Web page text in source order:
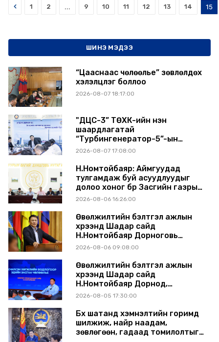
Prev 1 2 ... 9 10 11 12 13 14 15
ШИНЭ МЭДЭЭ
“Цааснаас чөлөөлье” зөвлөлдөх
хэлэлцүүлэг боллоо
2026-08-07 18:17:00
"ДЦС-3” ТӨХК-ийн нэн
шаардлагатай
“Турбингенератор-5”-ын
шинэчлэлийн төсвийг
2026-08-07 17:08:00
Н.Номтойбаяр: Аймгуудад
тулгамдаж буй асуудлуудыг
долоо хоног бүр Засгийн газрын
хуралдаанд танилцуулж,
2026-08-06 16:26:00
Өвөлжилтийн бэлтгэл ажлын
хүрээнд Шадар сайд
Н.Номтойбаяр Дорноговь
аймагт ажиллав
2026-08-06 09:08:00
Өвөлжилтийн бэлтгэл ажлын
хүрээнд Шадар сайд
Н.Номтойбаяр Дорнод,
Сүхбаатар аймагт ажиллав
2026-08-05 17:30:00
Бүх шатанд хэмнэлтийн горимд
шилжиж, найр наадам,
зөвлөгөөн, гадаад томилолтыг